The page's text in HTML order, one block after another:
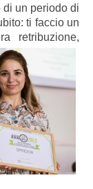
di un periodo di
ti faccio un
retribuzione,